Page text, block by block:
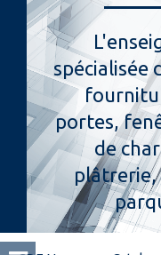
Conseils & Astuces
Actualités
Catalogues produits
Espace pro
spécialisée
portes,
de
plâtrerie,